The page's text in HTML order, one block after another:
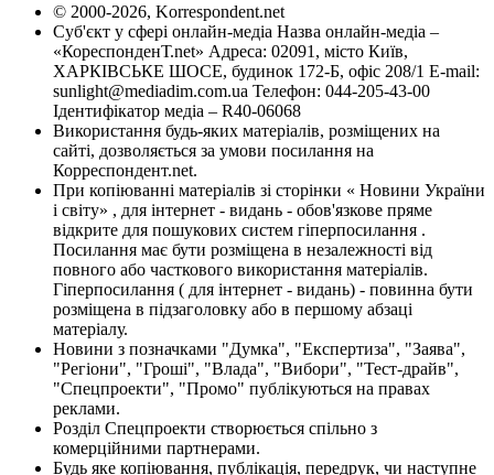
© 2000-2026, Korrespondent.net
Суб'єкт у сфері онлайн-медіа Назва онлайн-медіа –
«КореспонденТ.net» Адреса: 02091, місто Київ,
ХАРКІВСЬКЕ ШОСЕ, будинок 172-Б, офіс 208/1 E-mail:
sunlight@mediadim.com.ua Телефон: 044-205-43-00
Ідентифікатор медіа – R40-06068
Використання будь-яких матеріалів, розміщених на
сайті, дозволяється за умови посилання на
Корреспондент.net.
При копіюванні матеріалів зі сторінки « Новини України
і світу» , для інтернет - видань - обов'язкове пряме
відкрите для пошукових систем гіперпосилання .
Посилання має бути розміщена в незалежності від
повного або часткового використання матеріалів.
Гіперпосилання ( для інтернет - видань) - повинна бути
розміщена в підзаголовку або в першому абзаці
матеріалу.
Новини з позначками "Думка", "Експертиза", "Заява",
"Регіони", "Гроші", "Влада", "Вибори", "Тест-драйв",
"Спецпроекти", "Промо" публікуються на правах
реклами.
Розділ Спецпроекти створюється спільно з
комерційними партнерами.
Будь яке копіювання, публікація, передрук, чи наступне